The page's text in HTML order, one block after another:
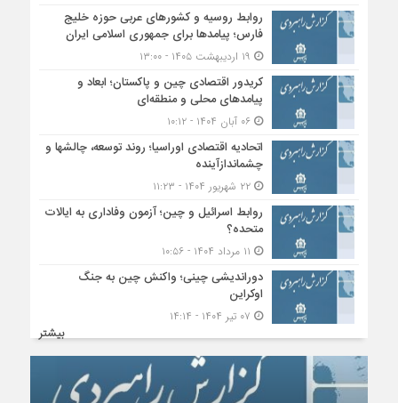
روابط روسیه و کشورهای عربی حوزه خلیج
فارس؛ پیامدها برای جمهوری اسلامی ایران
کریدور اقتصادی چین و پاکستان؛ ابعاد و
پیامدهای محلی و منطقه‌ای
۰۶ آبان ۱۴۰۴ - ۱۰:۱۲
اتحادیه اقتصادی اوراسیا؛ روند توسعه، چالشها و
چشماندازآینده
۲۲ شهریور ۱۴۰۴ - ۱۱:۲۳
روابط اسرائیل و چین؛ آزمون وفاداری به ایالات
متحده؟
دوراندیشی چینی؛ واکنش چین به جنگ
اوکراین
بیشتر